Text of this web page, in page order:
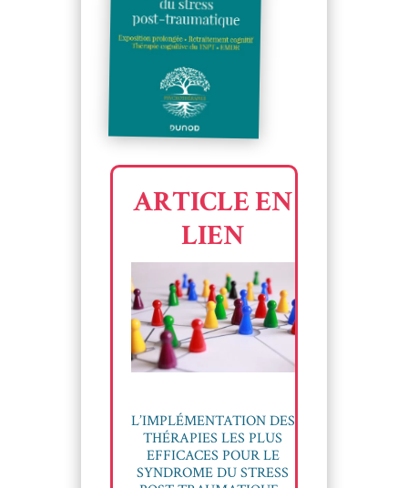
ARTICLE EN
LIEN
L’IMPLÉMENTATION DES
THÉRAPIES LES PLUS
EFFICACES POUR LE
SYNDROME DU STRESS